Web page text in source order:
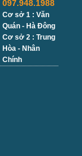
097.948.1988
Cơ sở 1 : Văn
Quán - Hà Đông
Cơ sở 2 : Trung
Hòa - Nhân
Chính